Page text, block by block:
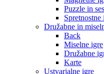
Puzzle in
Spretnostne
Družabne in
Back
Miselne igre
Družabne
Karte
Ustvarjalne igre